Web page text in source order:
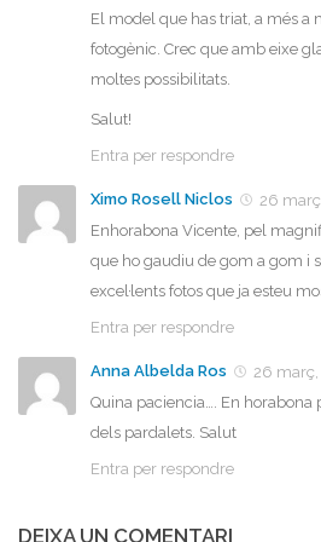
El model que has triat, a més a
fotogènic. Crec que amb eixe
moltes possibilitats.
Salut!
Entra per respondre
Ximo Rosell Niclos
26
Enhorabona Vicente, pel
que ho gaudiu de gom a gom i
excel·lents fotos que ja esteu
Entra per respondre
Anna Albelda Ros
26 març,
Quina paciencia…. En horabona
dels pardalets. Salut
Entra per respondre
DEIXA UN COMENTARI